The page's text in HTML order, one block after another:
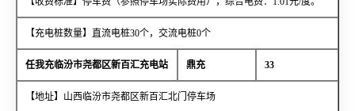
【充电桩数量】直流电桩30个，交流电桩0个
任我充临汾市尧都区新百汇充电站 鼎充 33
【地址】山西临汾市尧都区新百汇北门停车场